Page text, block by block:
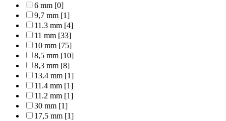
6 mm [0]
9,7 mm [1]
11.3 mm [4]
11 mm [33]
10 mm [75]
8,5 mm [10]
8,3 mm [8]
13.4 mm [1]
11.4 mm [1]
11.2 mm [1]
30 mm [1]
17,5 mm [1]